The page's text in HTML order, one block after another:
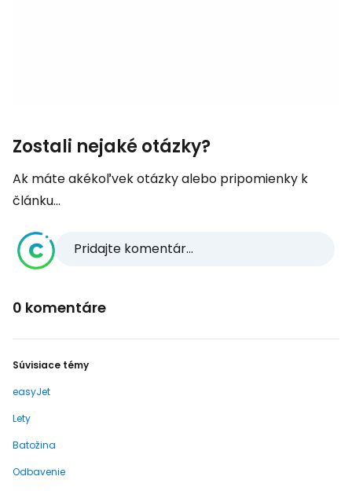
Zostali nejaké otázky?
Ak máte akékoľvek otázky alebo pripomienky k
článku...
Pridajte komentár...
0 komentáre
Súvisiace témy
easyJet
Lety
Batožina
Odbavenie